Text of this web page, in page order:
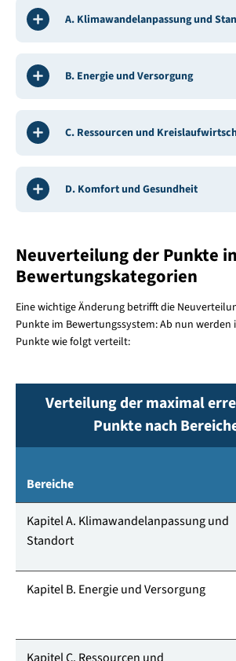
A. Klimawandelanpassung und
B. Energie und Versorgung
C. Ressourcen und
D. Komfort und Gesundheit
Neuverteilung der Punkte
Bewertungskategorien
Eine wichtige Änderung betrifft die
Punkte im Bewertungssystem: Ab nun
Punkte wie folgt verteilt:
Verteilung der maximal
Punkte nach
Bereiche
Kapitel A. Klimawandelanpassung und
Standort
Kapitel B. Energie und Versorgung
Kapitel C. Ressourcen und